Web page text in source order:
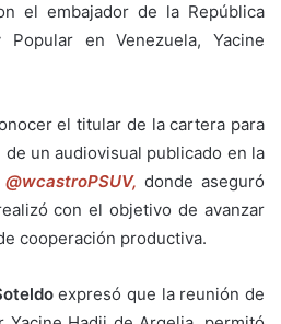
el embajador de la República
Popular en Venezuela, Yacine
el titular de la cartera para
un audiovisual publicado en la
@wcastroPSUV, donde aseguró
con el objetivo de avanzar
cooperación productiva.
expresó que la reunión de